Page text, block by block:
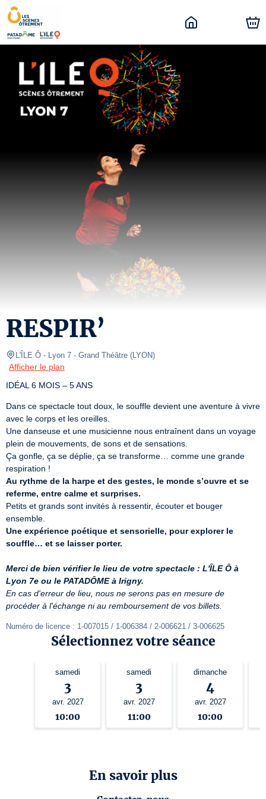
RESPIR’
L'ÎLE Ô - Lyon 7 - Grand Théâtre (LYON)
Afficher le plan
IDÉAL 6 MOIS – 5 ANS
Dans ce spectacle tout doux, le souffle devient une aventure à vivre
avec le corps et les oreilles.
Une danseuse et une musicienne nous entraînent dans un voyage
plein de mouvements, de sons et de sensations.
Ça gonfle, ça se déplie, ça se transforme… comme une grande
Au rythme de la harpe et des gestes, le monde s’ouvre et se
referme, entre calme et surprises.
Petits et grands sont invités à ressentir, écouter et bouger
Une expérience poétique et sensorielle, pour explorer le
souffle… et se laisser porter.
Merci de bien vérifier le lieu de votre spectacle : L'ÎLE Ô à
Lyon 7e ou le PATADÔME à Irigny.
En cas d'erreur de lieu, nous ne serons pas en mesure de
procéder à l'échange ni au remboursement de vos billets.
Numéro de licence : 1-007015 / 1-006384 / 2-006621 / 3-006625
Sélectionnez votre séance
samedi
3
avr. 2027
10:00
samedi
3
avr. 2027
11:00
dimanche
4
avr. 2027
10:00
En savoir plus